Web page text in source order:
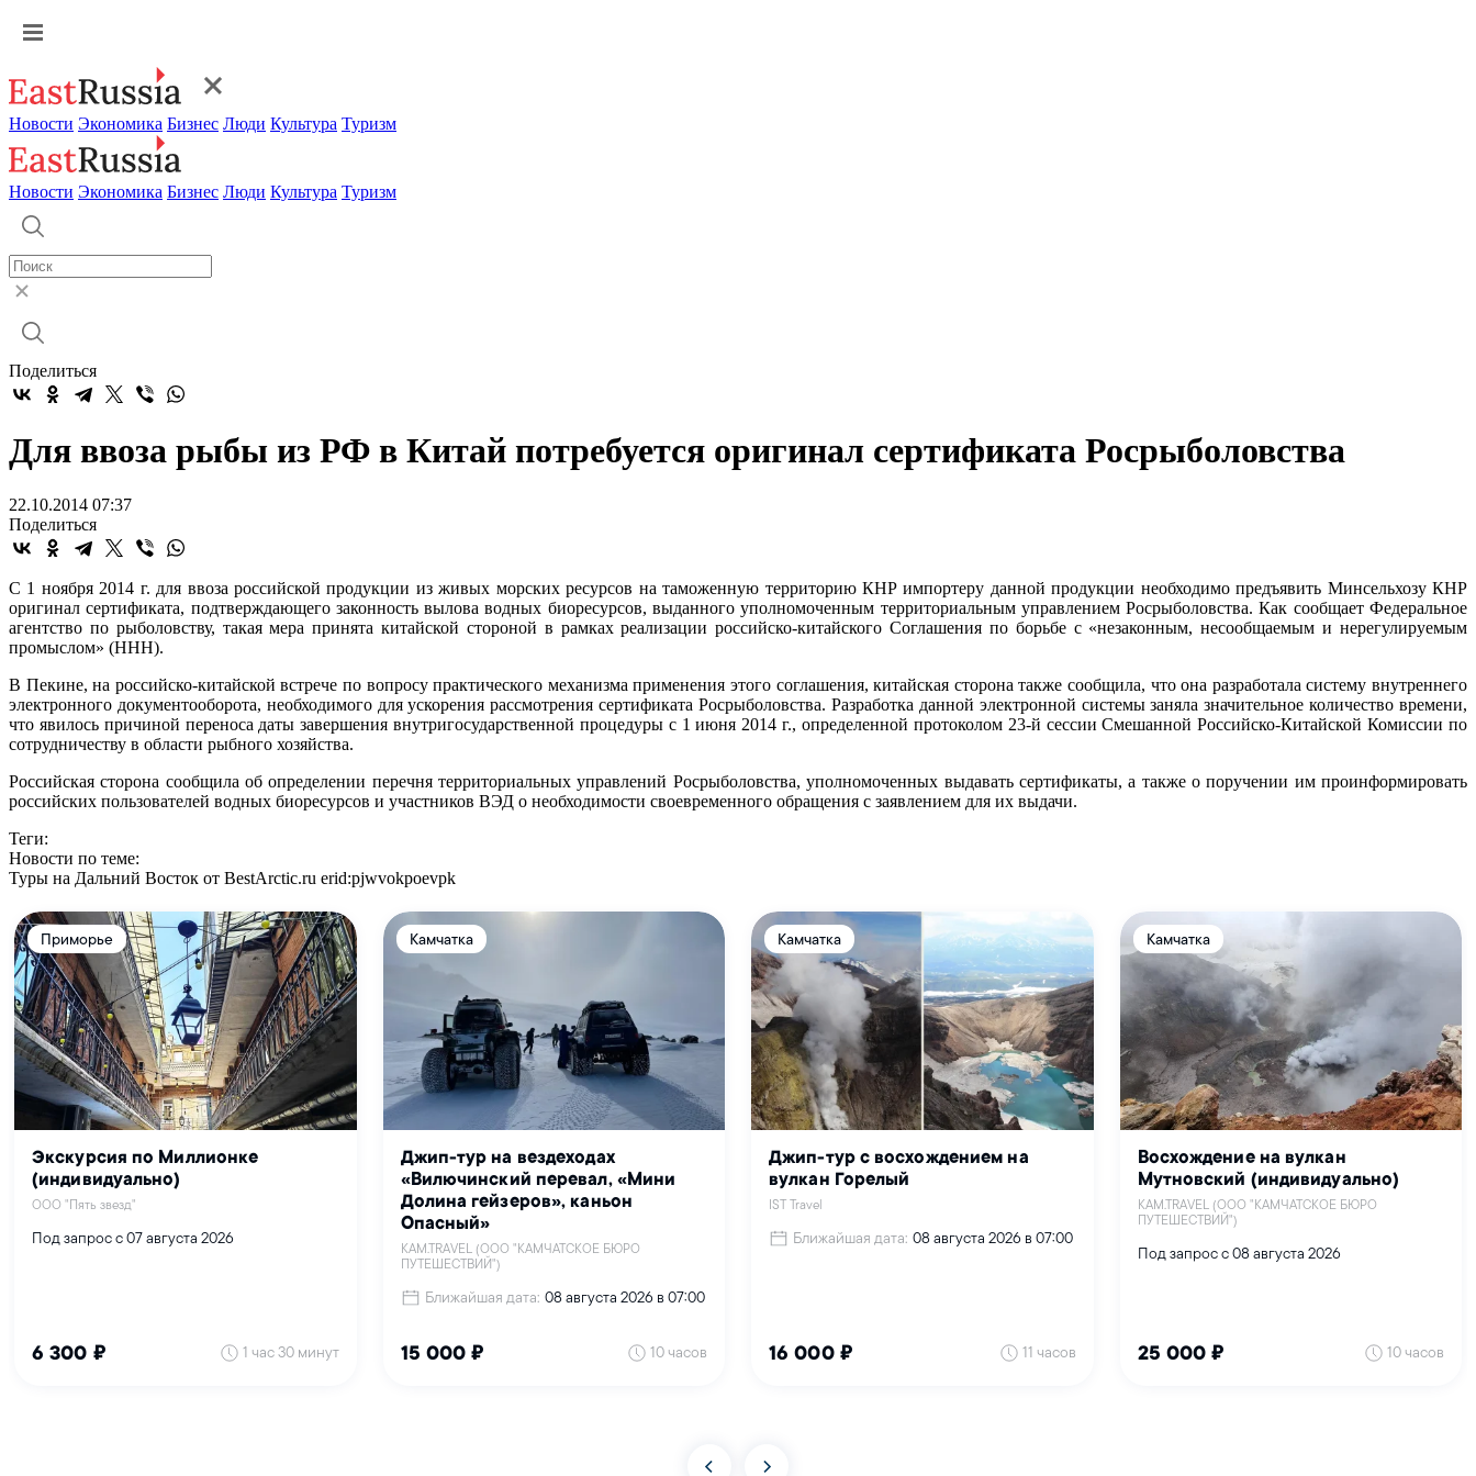
Новости Экономика Бизнес Люди Культура Туризм
Новости Экономика Бизнес Люди Культура Туризм
Поделиться
Для ввоза рыбы из РФ в Китай потребуется оригинал сертификата Росрыболовства
22.10.2014 07:37
Поделиться
С 1 ноября 2014 г. для ввоза российской продукции из живых морских ресурсов на таможенную территорию КНР импортеру данной продукции необходимо предъявить Минсельхозу КНР
оригинал сертификата, подтверждающего законность вылова водных биоресурсов, выданного уполномоченным территориальным управлением Росрыболовства. Как сообщает Федеральное
агентство по рыболовству, такая мера принята китайской стороной в рамках реализации российско-китайского Соглашения по борьбе с «незаконным, несообщаемым и нерегулируемым
промыслом» (ННН).
В Пекине, на российско-китайской встрече по вопросу практического механизма применения этого соглашения, китайская сторона также сообщила, что она разработала систему внутреннего
электронного документооборота, необходимого для ускорения рассмотрения сертификата Росрыболовства. Разработка данной электронной системы заняла значительное количество времени,
что явилось причиной переноса даты завершения внутригосударственной процедуры с 1 июня 2014 г., определенной протоколом 23-й сессии Смешанной Российско-Китайской Комиссии по
сотрудничеству в области рыбного хозяйства.
Российская сторона сообщила об определении перечня территориальных управлений Росрыболовства, уполномоченных выдавать сертификаты, а также о поручении им проинформировать
российских пользователей водных биоресурсов и участников ВЭД о необходимости своевременного обращения с заявлением для их выдачи.
Теги:
Новости по теме:
Туры на Дальний Восток от BestArctic.ru erid:pjwvokpoevpk